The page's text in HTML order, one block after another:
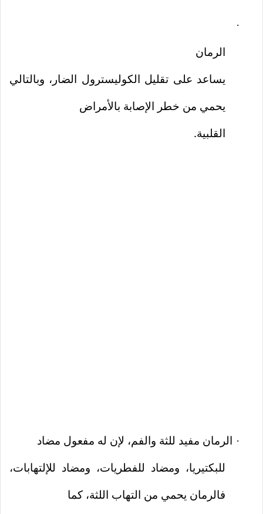
·
الرمان
يساعد على تقليل الكوليسترول الضار، وبالتالي
يحمي من خطر الإصابة بالأمراض
القلبية.
· الرمان مفيد للثة والفم، لإن له مفعول مضاد
للبكتيريا، ومضاد للفطريات، ومضاد للإلتهابات،
فالرمان يحمي من التهاب اللثة، كما